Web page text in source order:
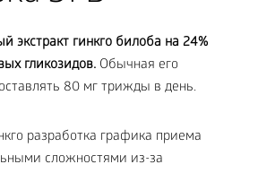
экстракт гинкго билоба на 24%
гликозидов. Обычная его
80 мг трижды в день.
разработка графика приема
сложностями из-за